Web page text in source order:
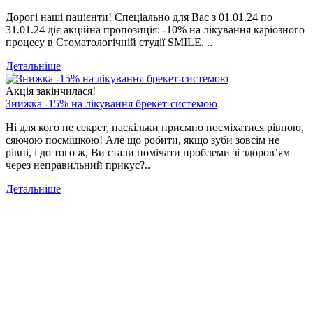
Дорогі наші пацієнти! Спеціально для Вас з 01.01.24 по
31.01.24 діє акційна пропозиція: -10% на лікування каріозного
процесу в Стоматологічній студії SMILE. ..
Детальніше
Акція закінчилася!
Знижка -15% на лікування брекет-системою
Ні для кого не секрет, наскільки приємно посміхатися рівною,
сяючою посмішкою! Але що робити, якщо зуби зовсім не
рівні, і до того ж, Ви стали помічати проблеми зі здоров’ям
через неправильний прикус?..
Детальніше